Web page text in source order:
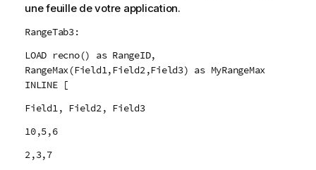
une feuille de votre application.
RangeTab3:
LOAD recno() as RangeID,
RangeMax(Field1,Field2,Field3) as MyRangeMax
INLINE [
Field1, Field2, Field3
10,5,6
2,3,7